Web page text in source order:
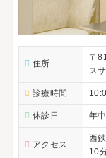
住所
〒
ス
診療時間
休診日 年
アクセス
西
10